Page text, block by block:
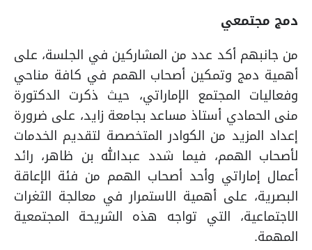
دمج مجتمعي
من جانبهم أكد عدد من المشاركين في الجلسة، على
أهمية دمج وتمكين أصحاب الهمم في كافة مناحي
وفعاليات المجتمع الإماراتي، حيث ذكرت الدكتورة
منى الحمادي أستاذ مساعد بجامعة زايد، على ضرورة
إعداد المزيد من الكوادر المتخصصة لتقديم الخدمات
لأصحاب الهمم، فيما شدد عبدالله بن ظاهر، رائد
أعمال إماراتي وأحد أصحاب الهمم من فئة الإعاقة
البصرية، على أهمية الاستمرار في معالجة الثغرات
الاجتماعية، التي تواجه هذه الشريحة المجتمعية
المهمة.